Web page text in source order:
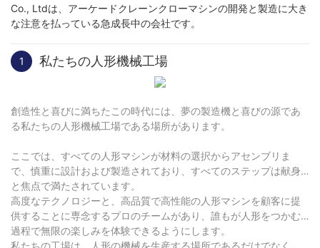
Co., Ltdは、アーケードクレーンクローマシンの開発と製造に大き
な注意を払っている急成長中の会社です。
1 私たちの人形機械工場
創造性と喜びに満ちたこの時代には、夢の製造機と喜びの源であ
る私たちの人形機械工場である場所があります。
ここでは、すべての人形マシンが材料の選択からアセンブリま
で、慎重に設計および製造されており、すべてのステップは献身
と焦点で満たされています。
高度なテクノロジーと、高品質で高性能の人形マシンを顧客に提
供することに専念するプロのチームがあり、誰もが人形をつかむ
過程で無限の楽しみを体験できるようにします。
私たちの工場は、人形の機械を生産する場所であるだけでなく、